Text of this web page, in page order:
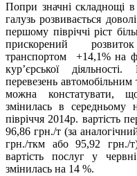
Попри значні складнощі в
галузь розвивається
першому півріччі ріст
прискорений
транспортом +14,1% на
кур’єрської
перевезень
можна констатувати,
змінилась в
півріччя 2014р. вартість
96,86 грн./т (за
грн./ткм або 95,92 грн./
вартість послуг у
змінилась на 14 %.